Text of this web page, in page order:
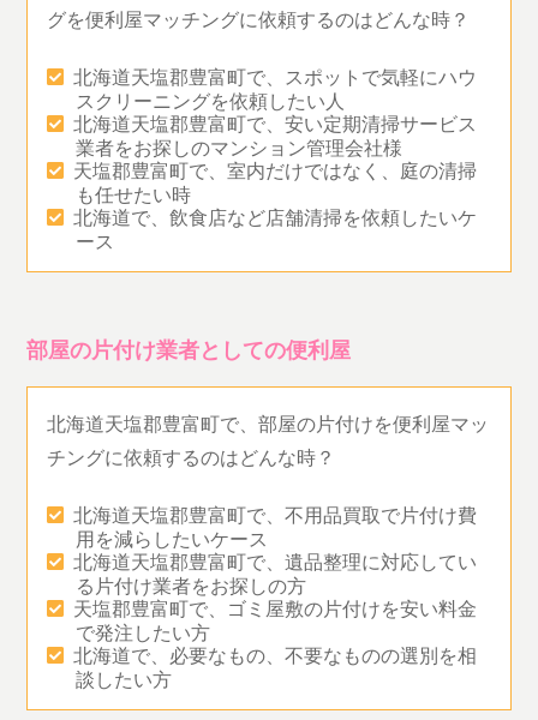
グを便利屋マッチングに依頼するのはどんな時？
北海道天塩郡豊富町で、スポットで気軽にハウ
スクリーニングを依頼したい人
北海道天塩郡豊富町で、安い定期清掃サービス
業者をお探しのマンション管理会社様
天塩郡豊富町で、室内だけではなく、庭の清掃
も任せたい時
北海道で、飲食店など店舗清掃を依頼したいケ
ース
部屋の片付け業者としての便利屋
北海道天塩郡豊富町で、部屋の片付けを便利屋マッ
チングに依頼するのはどんな時？
北海道天塩郡豊富町で、不用品買取で片付け費
用を減らしたいケース
北海道天塩郡豊富町で、遺品整理に対応してい
る片付け業者をお探しの方
天塩郡豊富町で、ゴミ屋敷の片付けを安い料金
で発注したい方
北海道で、必要なもの、不要なものの選別を相
談したい方